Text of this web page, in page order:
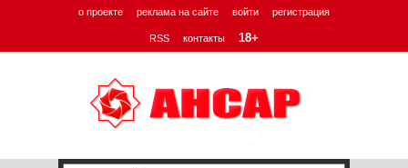
о проекте реклама на сайте войти регистрация
RSS контакты 18+